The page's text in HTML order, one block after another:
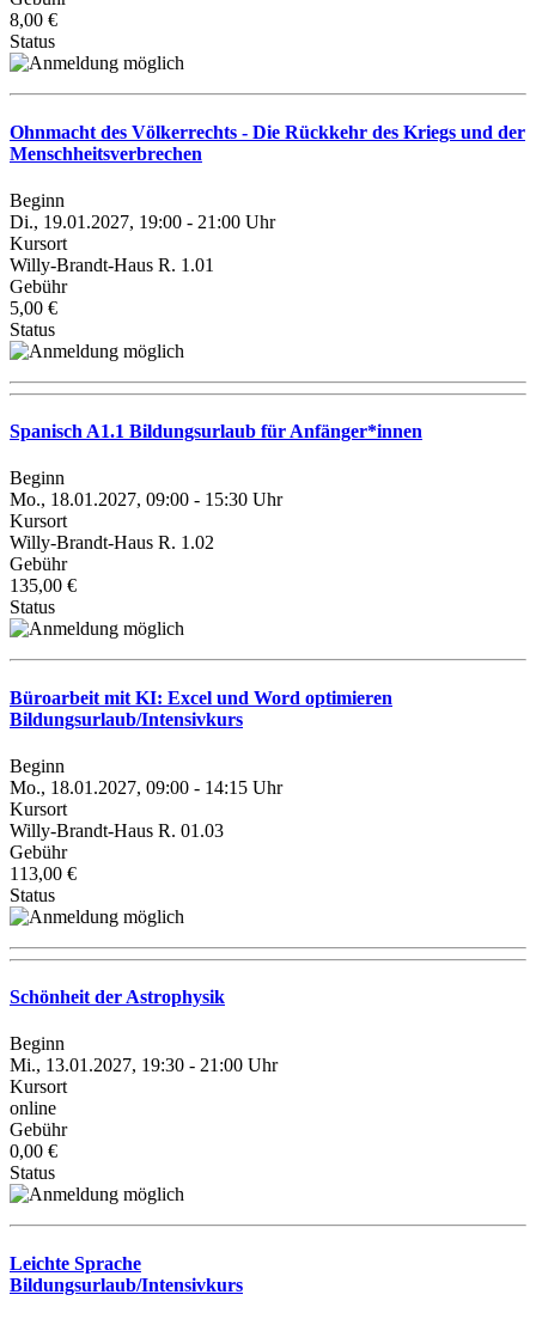
8,00 €
Status
Ohnmacht des Völkerrechts - Die Rückkehr des Kriegs und der
Menschheitsverbrechen
Beginn
Di., 19.01.2027, 19:00 - 21:00 Uhr
Kursort
Willy-Brandt-Haus R. 1.01
Gebühr
5,00 €
Status
Spanisch A1.1 Bildungsurlaub für Anfänger*innen
Beginn
Mo., 18.01.2027, 09:00 - 15:30 Uhr
Kursort
Willy-Brandt-Haus R. 1.02
Gebühr
135,00 €
Status
Büroarbeit mit KI: Excel und Word optimieren
Bildungsurlaub/Intensivkurs
Beginn
Mo., 18.01.2027, 09:00 - 14:15 Uhr
Kursort
Willy-Brandt-Haus R. 01.03
Gebühr
113,00 €
Status
Schönheit der Astrophysik
Beginn
Mi., 13.01.2027, 19:30 - 21:00 Uhr
Kursort
online
Gebühr
0,00 €
Status
Leichte Sprache
Bildungsurlaub/Intensivkurs